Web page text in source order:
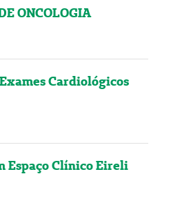
ONCOLOGIA
Cardiológicos
Espaço Clínico Eireli